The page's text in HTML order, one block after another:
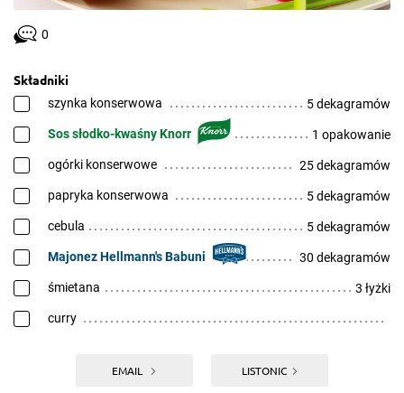
0
Składniki
szynka konserwowa 5 dekagramów
Sos słodko-kwaśny Knorr 1 opakowanie
ogórki konserwowe 25 dekagramów
papryka konserwowa 5 dekagramów
cebula 5 dekagramów
Majonez Hellmann's Babuni 30 dekagramów
śmietana 3 łyżki
curry
EMAIL LISTONIC